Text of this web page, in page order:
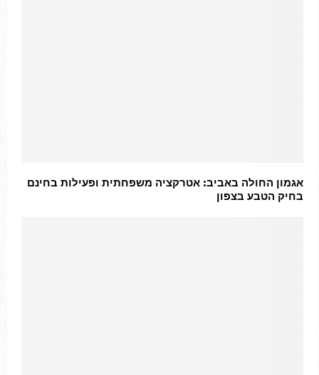
אגמון החולה באביב: אטרקציה משפחתית ופעילות בחינם
בחיק הטבע בצפון